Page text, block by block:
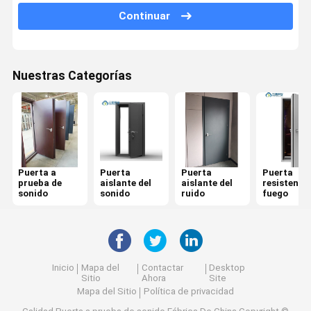
Puerta resistente al fuego
Pared de división movible
Partición de pared operable
tabique colgante
Cabina telefónica insonorizada
Pod de reuniones de oficina
Pared divisoria de vidrio de oficina
Continuar
Nuestras Categorías
Puerta a
prueba de
sonido
Puerta
aislante del
sonido
Puerta
aislante del
ruido
Puerta
resistente
fuego
Inicio
Mapa del
Sitio
Contactar
Ahora
Desktop
Site
Mapa del Sitio
Política de privacidad